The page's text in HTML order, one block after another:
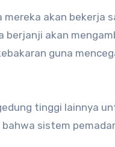
akan bekerja
berjanji akan
guna
tinggi lainnya
sistem